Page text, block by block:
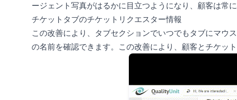
ージェント写真がはるかに目立つようになり、顧客は常
チケットタブのチケットリクエスター情報
この改善により、タブセクションでいつでもタブにマウ
の名前を確認できます。この改善により、顧客とチケッ